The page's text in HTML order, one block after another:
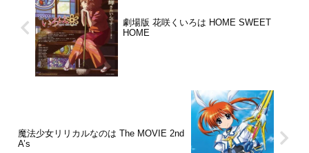
劇場版 花咲くいろは HOME SWEET
HOME
魔法少女リリカルなのは The MOVIE 2nd
A’s